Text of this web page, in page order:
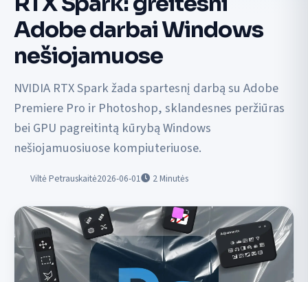
Adobe darbai Windows
nešiojamuose
NVIDIA RTX Spark žada spartesnį darbą su Adobe
Premiere Pro ir Photoshop, sklandesnes peržiūras
bei GPU pagreitintą kūrybą Windows
nešiojamuosiuose kompiuteriuose.
Viltė Petrauskaitė2026-06-01 2Minutės